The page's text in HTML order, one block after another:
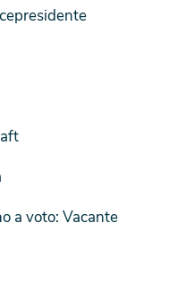
a voto: Vacante